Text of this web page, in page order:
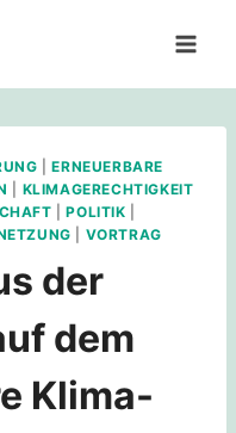
|ERNEUERBARE
KLIMAGERECHTIGKEIT
|POLITIK
VORTRAG
der
dem
Klima-